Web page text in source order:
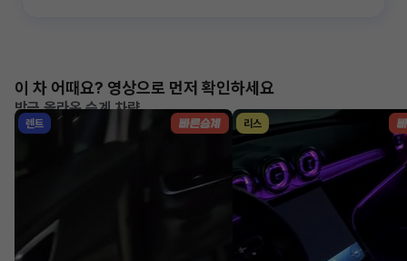
이 차 어때요? 영상으로 먼저 확인하세요
방금 올라온 승계 차량
렌트 리스